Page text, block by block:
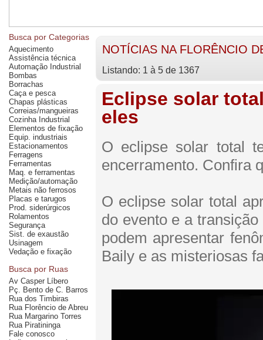
Busca por Categorias
Aquecimento
Assistência técnica
Automação Industrial
Bombas
Borrachas
Caça e pesca
Chapas plásticas
Correias/mangueiras
Cozinha Industrial
Elementos de fixação
Equip. industriais
Estacionamentos
Ferragens
Ferramentas
Maq. e ferramentas
Medição/automação
Metais não ferrosos
Placas e tarugos
Prod. siderúrgicos
Rolamentos
Segurança
Sist. de exaustão
Usinagem
Vedação e fixação
Busca por Ruas
Av Casper Líbero
Pç. Bento de C. Barros
Rua dos Timbiras
Rua Florêncio de Abreu
Rua Margarino Torres
Rua Piratininga
Fale conosco
NOTÍCIAS NA FLORÊNCIO
Listando: 1 à 5 de 1367
Eclipse solar
eles
O eclipse solar total
encerramento. Confira
O eclipse solar total
do evento e a
podem apresentar
Baily e as misteriosas